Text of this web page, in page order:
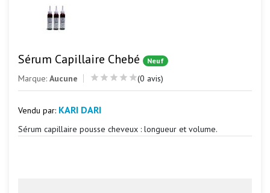
Sérum Capillaire Chebé Neuf
Marque: Aucune (0 avis)
Vendu par: KARI DARI
Sérum capillaire pousse cheveux : longueur et volume.